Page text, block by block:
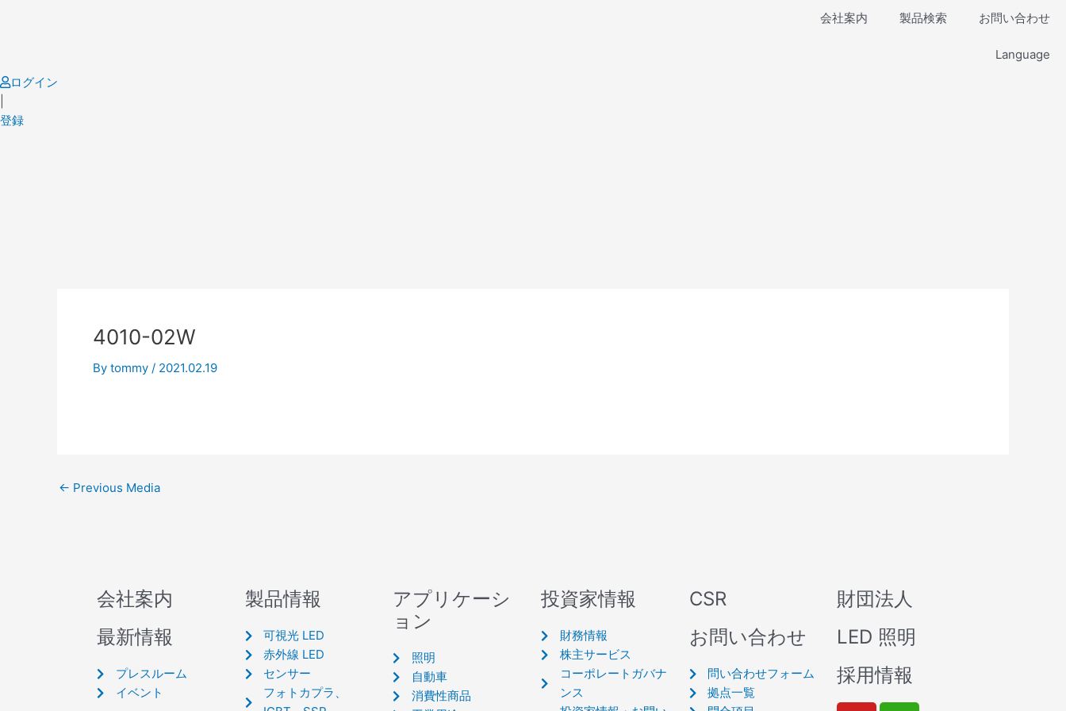
会社案内 製品検索 お問い合わせ
Language
ログイン
登録
4010-02W
By tommy / 2021.02.19
← Previous Media
会社案内
最新情報
プレスルーム
イベント
製品情報
可視光 LED
赤外線 LED
センサー
フォトカプラ、
アプリケーシ
ョン
照明
自動車
消費性商品
投資家情報
財務情報
株主サービス
コーポレートガバナ
ンス
CSR
お問い合わせ
問い合わせフォーム
拠点一覧
財団法人
LED 照明
採用情報